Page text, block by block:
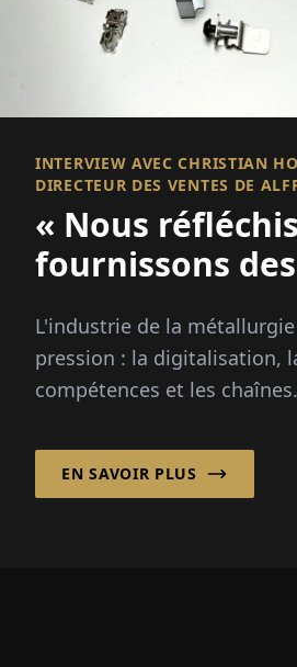
INTERVIEW AVEC CHRISTIAN
DIRECTEUR DES VENTES DE
« Nous
fournissons des
L'industrie de la
pression : la digitalisation,
compétences et les chaînes
grands défis...
EN SAVOIR PLUS